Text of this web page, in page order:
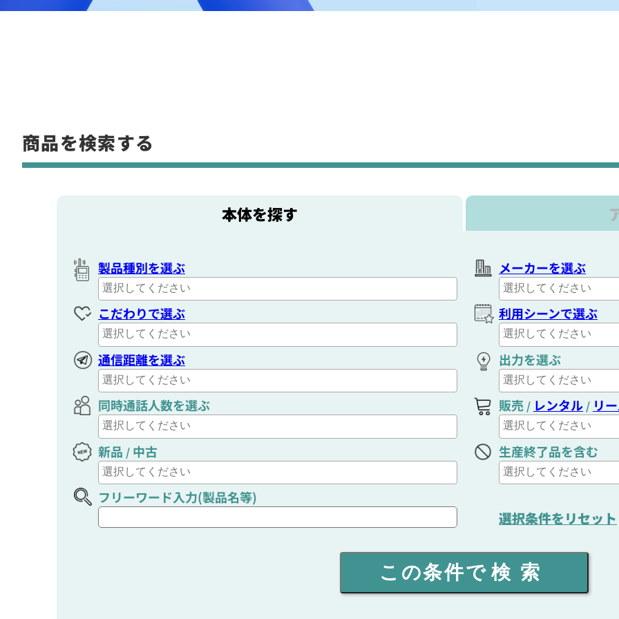
商品を検索する
本体を探す
製品種別を選ぶ メーカーを選ぶ
こだわりで選ぶ 利用シーンで選ぶ
通信距離を選ぶ 出力を選ぶ
同時通話人数を選ぶ 販売 / レンタル / リ
新品 / 中古 生産終了品を含む
フリーワード入力(製品名等)
選択条件をリセット
この条件で 検索